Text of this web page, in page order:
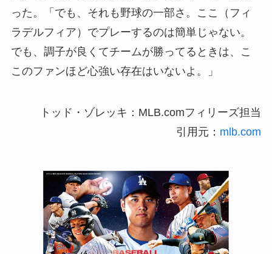
った。「でも、それも野球の一部さ。ここ（フィ
ラデルフィア）でプレーするのは簡単じゃない。
でも、調子が良くてチームが勝ってるときは、こ
このファンほど心強い存在はいないよ。」
トッド・ゾレッキ：MLB.comフィリーズ担当
引用元： mlb.com